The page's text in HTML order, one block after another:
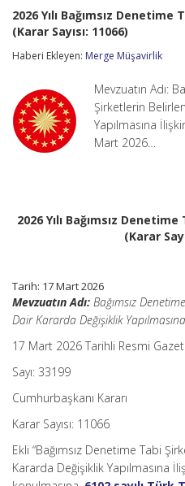
Bağımsız
Denetime
Şirketlerin
(Karar
Sayısı:
11066)
için
2026 Yılı Bağımsız
(Karar Sayısı: 11066)
Haberi Ekleyen: Merge Müşavirlik
Mevzuatın Adı:
Şirketlerin
Yapılmasına
Mart 2026…
2026 Yılı Bağımsız
(Karar
Tarih: 17 Mart 2026
Mevzuatın Adı: Bağımsız
Dair Kararda Değişiklik
17 Mart 2026 Tarihli Resmi
Sayı: 33199
Cumhurbaşkanı Kararı
Karar Sayısı: 11066
Ekli “Bağımsız Denetime Tabi
Kararda Değişiklik Yapılmasına